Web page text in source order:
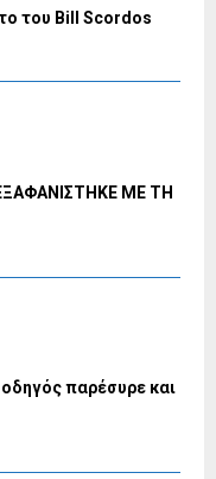
του Bill Scordos
ΜΕ ΤΗ
παρέσυρε και